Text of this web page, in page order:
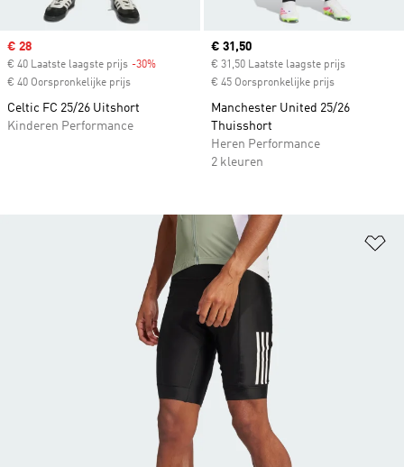
Sale price
€ 28
€ 40 Laatste laagste prijs -30%
€ 40 Oorspronkelijke prijs
Celtic FC 25/26 Uitshort
Kinderen Performance
Current price
€ 31,50
€ 31,50 Laatste laagste prijs
€ 45 Oorspronkelijke prijs
Manchester United 25/26
Thuisshort
Heren Performance
2 kleuren